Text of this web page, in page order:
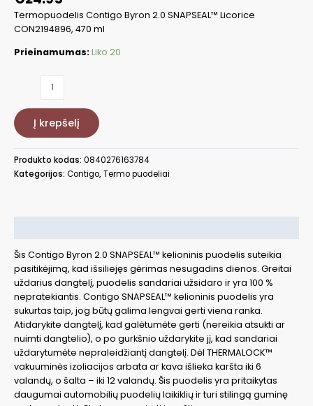
Termopuodelis Contigo Byron 2.0 SNAPSEAL™ Licorice
CON2194896, 470 ml
Prieinamumas:Liko 20
produkto
Termopuodelis
Contigo
Byron
Į krepšelį
Produkto kodas: 0840276163784
Kategorijos: Contigo,Termo puodeliai
Šis Contigo Byron 2.0 SNAPSEAL™ kelioninis puodelis suteikia
pasitikėjimą, kad išsiliejęs gėrimas nesugadins dienos. Greitai
uždarius dangtelį, puodelis sandariai užsidaro ir yra 100 %
nepratekiantis. Contigo SNAPSEAL™ kelioninis puodelis yra
sukurtas taip, jog būtų galima lengvai gerti viena ranka.
Atidarykite dangtelį, kad galėtumėte gerti (nereikia atsukti ar
nuimti dangtelio), o po gurkšnio uždarykite jį, kad sandariai
uždarytumėte nepraleidžiantį dangtelį. Dėl THERMALOCK™
vakuuminės izoliacijos arbata ar kava išlieka karšta iki 6
valandų, o šalta – iki 12 valandų. Šis puodelis yra pritaikytas
daugumai automobilių puodelių laikiklių ir turi stilingą guminę